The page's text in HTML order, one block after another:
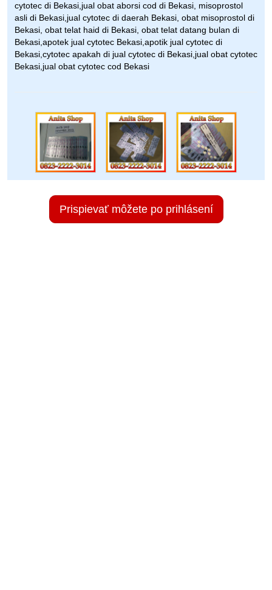
cytotec di Bekasi,jual obat aborsi cod di Bekasi, misoprostol
asli di Bekasi,jual cytotec di daerah Bekasi, obat misoprostol di
Bekasi, obat telat haid di Bekasi, obat telat datang bulan di
Bekasi,apotek jual cytotec Bekasi,apotik jual cytotec di
Bekasi,cytotec apakah di jual cytotec di Bekasi,jual obat cytotec
Bekasi,jual obat cytotec cod Bekasi
Prispievať môžete po prihlásení